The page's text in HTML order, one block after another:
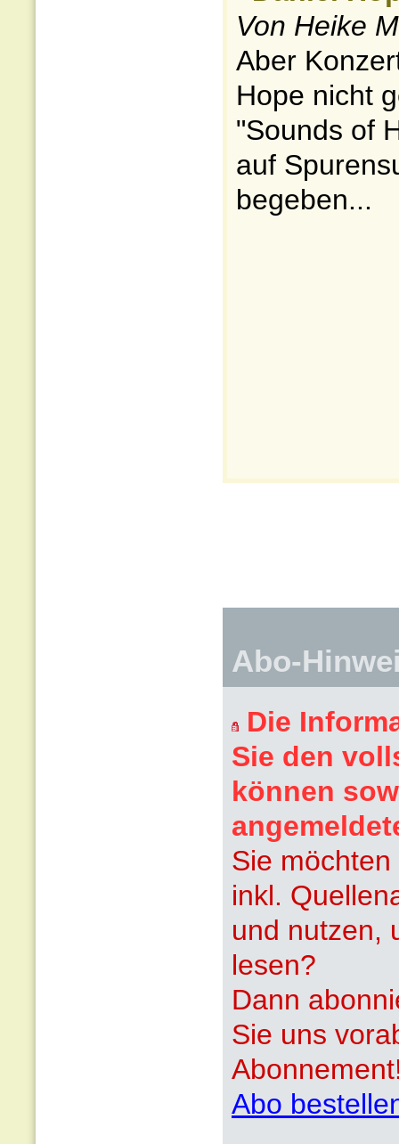
Von Heike
Aber
Hope nicht
"Sounds of
auf
begeben...
Abo-
Die
Sie den
können
Sie
inkl.
und nutzen,
lesen?
Dann
Sie uns
Abo